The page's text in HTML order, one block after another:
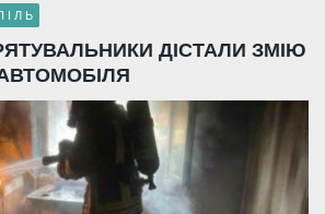
ДІСТАЛИ ЗМІЮ